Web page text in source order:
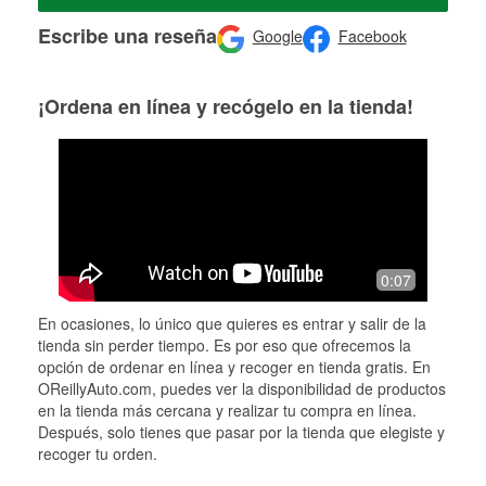
Escribe una reseña Google Facebook
¡Ordena en línea y recógelo en la tienda!
0:07
En ocasiones, lo único que quieres es entrar y salir de la
tienda sin perder tiempo. Es por eso que ofrecemos la
opción de ordenar en línea y recoger en tienda gratis. En
OReillyAuto.com, puedes ver la disponibilidad de productos
en la tienda más cercana y realizar tu compra en línea.
Después, solo tienes que pasar por la tienda que elegiste y
recoger tu orden.